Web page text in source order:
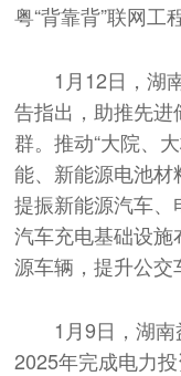
粤“背靠背”联网工程
1月12日，湖
告指出，助推先
群。推动“大院、
能、新能源电池材
提振新能源汽车
汽车充电基础设
源车辆，提升公交
1月9日，湖
2025年完成电力